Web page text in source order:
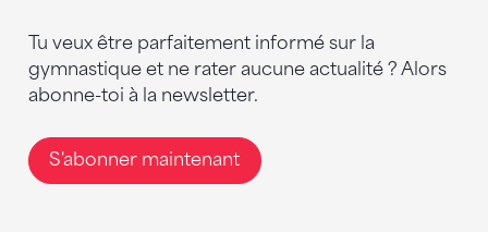
Tu veux être parfaitement informé sur la
gymnastique et ne rater aucune actualité ? Alors
abonne-toi à la newsletter.
S'abonner maintenant